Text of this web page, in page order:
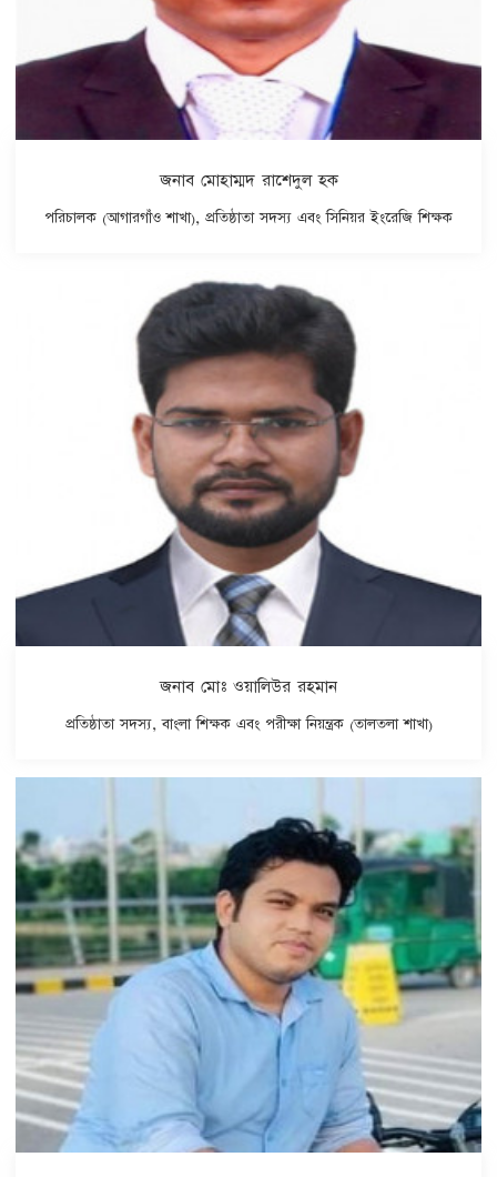
জনাব মোহাম্মদ রাশেদুল হক
পরিচালক (আগারগাঁও শাখা), প্রতিষ্ঠাতা সদস্য এবং সিনিয়র ইংরেজি শিক্ষক
জনাব মোঃ ওয়ালিউর রহমান
প্রতিষ্ঠাতা সদস্য, বাংলা শিক্ষক এবং পরীক্ষা নিয়ন্ত্রক (তালতলা শাখা)